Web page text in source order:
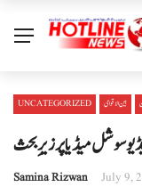
UNCATEGORIZED بین الا قوامی
سوشل میڈیا پر زیرِ بحث
Samina Rizwan July 9,